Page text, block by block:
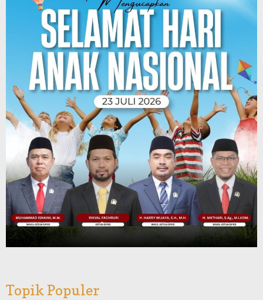
Topik Populer